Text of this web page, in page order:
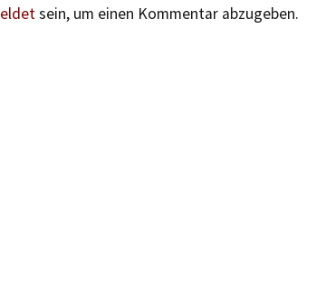
sein, um einen Kommentar abzugeben.